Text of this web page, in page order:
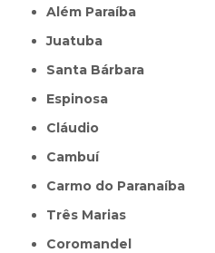
Além Paraíba
Juatuba
Santa Bárbara
Espinosa
Cláudio
Cambuí
Carmo do Paranaíba
Três Marias
Coromandel